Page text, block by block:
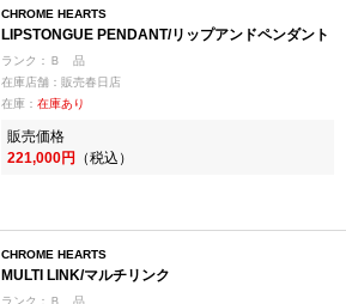
CHROME HEARTS
LIPSTONGUE PENDANT/リップアンドペンダント
ランク：Ｂ 品
在庫店舗：販売春日店
在庫： 在庫あり
販売価格
221,000円 （税込）
CHROME HEARTS
MULTI LINK/マルチリンク
ランク：Ｂ 品